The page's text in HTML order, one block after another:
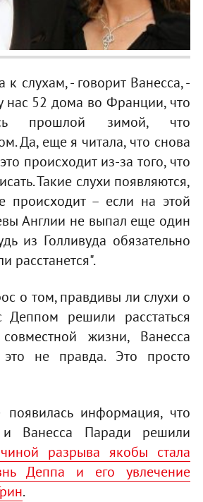
слухам, - говорит Ванесса, -
нас 52 дома во Франции, что
прошлой зимой, что
Да, еще я читала, что снова
происходит из-за того, что
Такие слухи появляются,
происходит – если на этой
Англии не выпал еще один
из Голливуда обязательно
расстанется".
о том, правдивы ли слухи о
решили расстаться
жизни, Ванесса
это не правда. Это просто
появилась информация, что
Ванесса Паради решили
разрыва якобы стала
Деппа и его увлечение
.